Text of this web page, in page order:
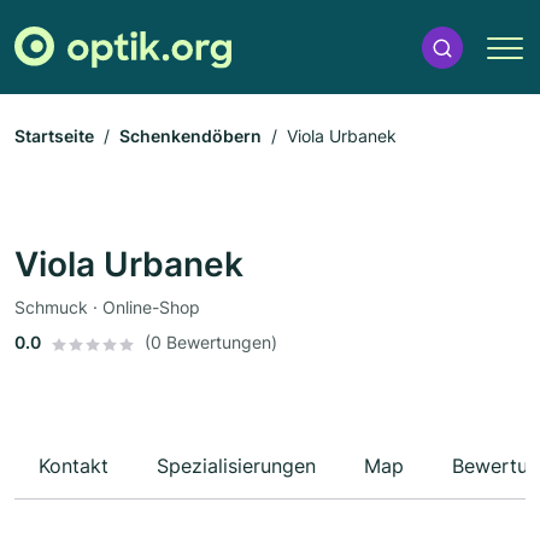
Startseite Schenkendöbern Viola Urbanek
Viola Urbanek
Schmuck · Online-Shop
0.0
(0 Bewertungen)
Kontakt Spezialisierungen Map